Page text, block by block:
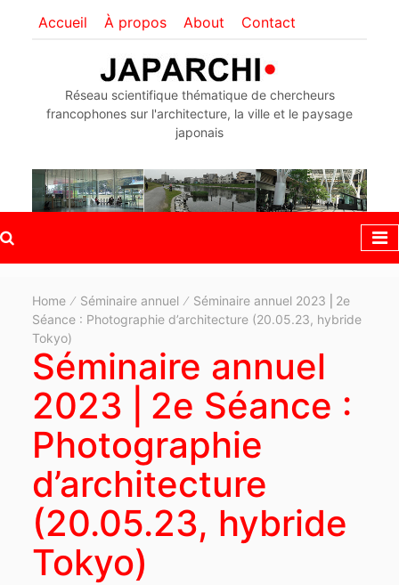
Accueil À propos About Contact
Réseau scientifique thématique de chercheurs
francophones sur l'architecture, la ville et le paysage
japonais
Home Séminaire annuel
Séminaire annuel 2023 ⎜2e
Séance : Photographie d’architecture (20.05.23, hybride
Tokyo)
Séminaire annuel
2023 ⎜2e Séance :
Photographie
d’architecture
(20.05.23, hybride
Tokyo)